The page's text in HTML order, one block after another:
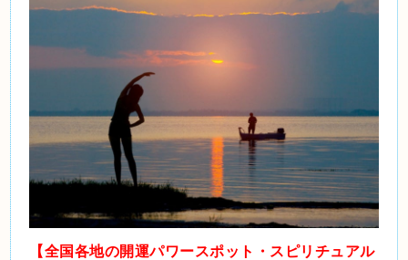
【全国各地の開運パワースポット・スピリチュアル